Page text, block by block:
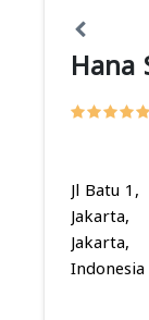
Hana
Jl Batu 1,
Jakarta,
Jakarta,
Indonesia